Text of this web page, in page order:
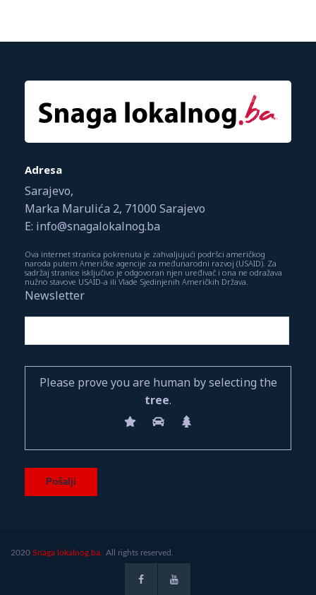
Adresa
Sarajevo,
Marka Marulića 2, 71000 Sarajevo
E: info@snagalokalnog.ba
Ova internet stranica pokrenuta je zahvaljujući podršci američkog
naroda putem Američke agencije za međunarodni razvoj (USAID). Za
sadržaj stranice isključivo je odgovoran njen uređivač i ona ne odražava
nužno stavove USAID-a ili Vlade Sjedinjenih Američkih Država.
Newsletter
Please prove you are human by selecting the
tree.
2020 Snaga lokalnog.ba. All rights reserved.